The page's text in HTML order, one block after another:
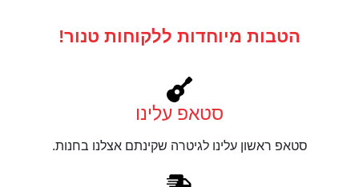
הטבות מיוחדות ללקוחות טנור!
סטאפ עלינו
סטאפ ראשון עלינו לגיטרה שקינתם אצלנו בחנות.